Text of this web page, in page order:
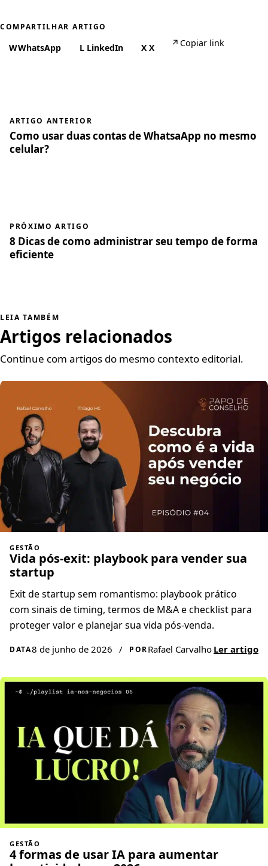
COMPARTILHAR ARTIGO
WWhatsApp L LinkedIn X X ↗ Copiar link
ARTIGO ANTERIOR
Como usar duas contas de WhatsaApp no mesmo
celular?
PRÓXIMO ARTIGO
8 Dicas de como administrar seu tempo de forma
eficiente
LEIA TAMBÉM
Artigos relacionados
Continue com artigos do mesmo contexto editorial.
GESTÃO
Vida pós-exit: playbook para vender sua
startup
Exit de startup sem romantismo: playbook prático
com sinais de timing, termos de M&A e checklist para
proteger valor e planejar sua vida pós-venda.
DATA8 de junho de 2026 / PORRafael Carvalho Ler artigo
GESTÃO
4 formas de usar IA para aumentar